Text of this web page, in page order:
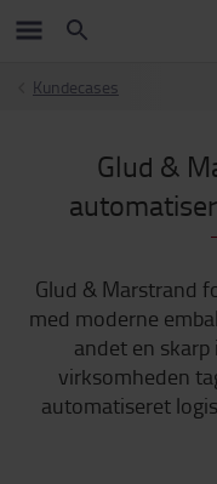
Kundecases
Glud &
Glud & Marstrand
med moderne
andet en
virksomheden
automatiseret